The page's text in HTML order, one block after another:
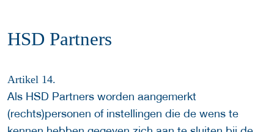
HSD Partners
Artikel 14.
Als HSD Partners worden aangemerkt
(rechts)personen of instellingen die de wens te